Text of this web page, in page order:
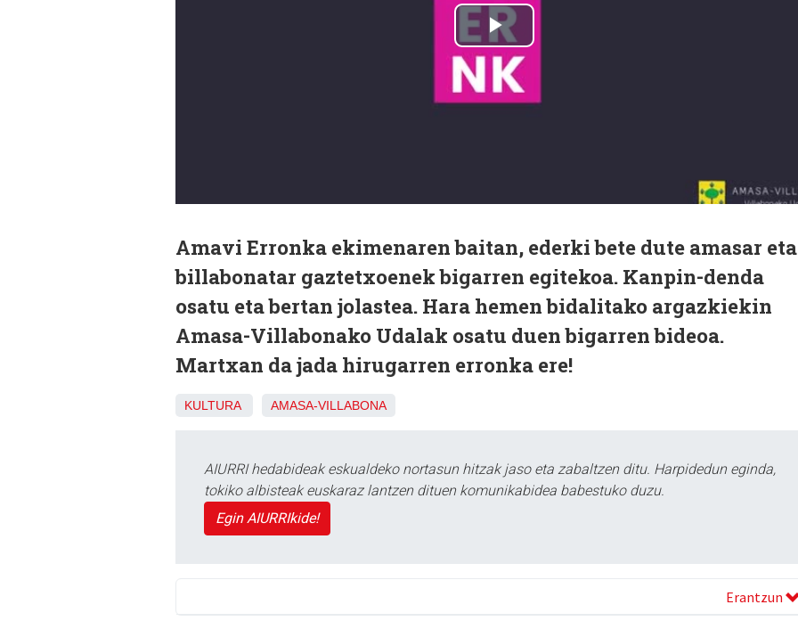
Amavi Erronka ekimenaren baitan, ederki bete dute amasar eta
billabonatar gaztetxoenek bigarren egitekoa. Kanpin-denda
osatu eta bertan jolastea. Hara hemen bidalitako argazkiekin
Amasa-Villabonako Udalak osatu duen bigarren bideoa.
Martxan da jada hirugarren erronka ere!
KULTURA AMASA-VILLABONA
AIURRI hedabideak eskualdeko nortasun hitzak jaso eta zabaltzen ditu. Harpidedun eginda,
tokiko albisteak euskaraz lantzen dituen komunikabidea babestuko duzu.
Egin AIURRIkide!
Erantzun